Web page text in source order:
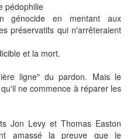
pédophilie
génocide en mentant aux
préservatifs qui n'arrêteraient
et la mort.
ligne" du pardon. Mais le
ne commence à réparer les
Jon Levy et Thomas Easton
amassé la preuve que le